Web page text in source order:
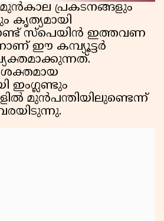
മുൻകാല പ്രകടനങ്ങളും
കൃത്യമായി
സ്പെയിൻ ഇത്തവണ
ഈ കമ്പ്യൂട്ടർ
ശക്തമായ
ഇംഗ്ലണ്ടും
മുൻപന്തിയിലുണ്ടെന്ന്